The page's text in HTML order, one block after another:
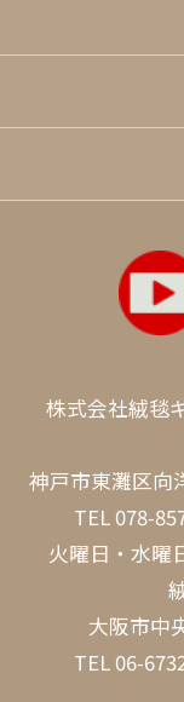
株式会社絨毯
神戸市東灘区向
TEL 078-
火曜日・水曜
大阪市中
TEL 06-